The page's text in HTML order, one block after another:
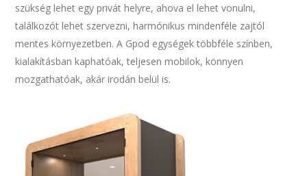
szükség lehet egy privát helyre, ahova el lehet vonulni,
találkozót lehet szervezni, harmónikus mindenféle zajtól
mentes környezetben. A Gpod egységek többféle színben,
kialakításban kaphatóak, teljesen mobilok, könnyen
mozgathatóak, akár irodán belül is.